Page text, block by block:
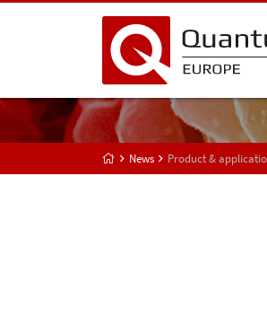
News Product &